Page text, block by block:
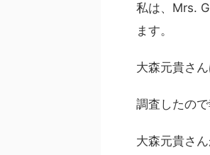
私は、Mrs.
ます。
大森元貴さん
調査したの
大森元貴さ